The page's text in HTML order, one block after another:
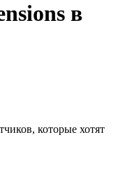
в
которые хотят